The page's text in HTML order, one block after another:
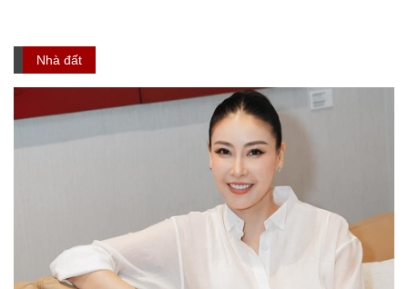
Nhà đất